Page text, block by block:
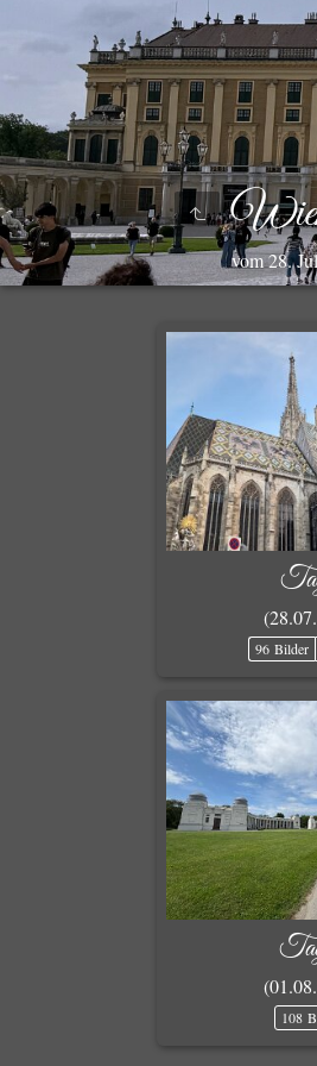
vom 28.
96 Bilder
108